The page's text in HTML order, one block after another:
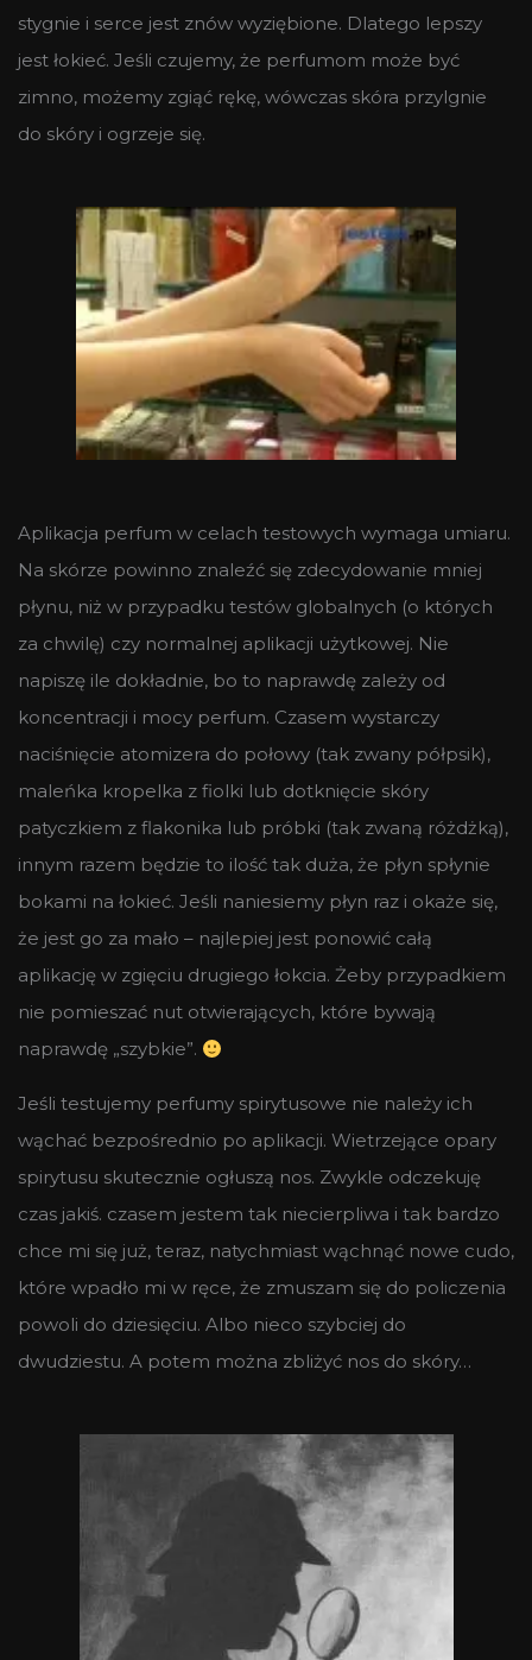
stygnie i serce jest znów wyziębione. Dlatego lepszy
jest łokieć. Jeśli czujemy, że perfumom może być
zimno, możemy zgiąć rękę, wówczas skóra przylgnie
do skóry i ogrzeje się.
Aplikacja perfum w celach testowych wymaga umiaru.
Na skórze powinno znaleźć się zdecydowanie mniej
płynu, niż w przypadku testów globalnych (o których
za chwilę) czy normalnej aplikacji użytkowej. Nie
napiszę ile dokładnie, bo to naprawdę zależy od
koncentracji i mocy perfum. Czasem wystarczy
naciśnięcie atomizera do połowy (tak zwany półpsik),
maleńka kropelka z fiolki lub dotknięcie skóry
patyczkiem z flakonika lub próbki (tak zwaną różdżką),
innym razem będzie to ilość tak duża, że płyn spłynie
bokami na łokieć. Jeśli naniesiemy płyn raz i okaże się,
że jest go za mało – najlepiej jest ponowić całą
aplikację w zgięciu drugiego łokcia. Żeby przypadkiem
nie pomieszać nut otwierających, które bywają
naprawdę „szybkie”.
Jeśli testujemy perfumy spirytusowe nie należy ich
wąchać bezpośrednio po aplikacji. Wietrzejące opary
spirytusu skutecznie ogłuszą nos. Zwykle odczekuję
czas jakiś. czasem jestem tak niecierpliwa i tak bardzo
chce mi się już, teraz, natychmiast wąchnąć nowe cudo,
które wpadło mi w ręce, że zmuszam się do policzenia
powoli do dziesięciu. Albo nieco szybciej do
dwudziestu. A potem można zbliżyć nos do skóry…